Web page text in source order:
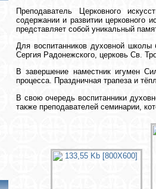
Преподаватель Церковного
содержании и развитии церковного
представляет собой уникальный
Для воспитанников духовной
Сергия Радонежского, церковь Св.
В завершение наместник игумен
процесса. Праздничная трапеза и
В свою очередь воспитанники
также преподавателей семинарии,